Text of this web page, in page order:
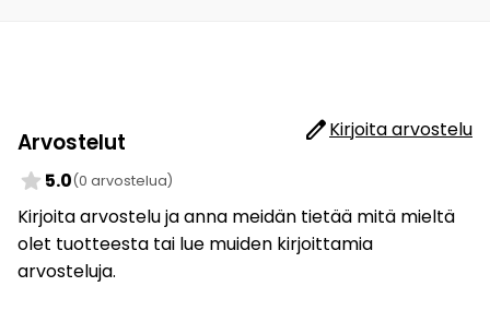
Arvostelut editKirjoita arvostelu
star 5.0(0 arvostelua)
Kirjoita arvostelu ja anna meidän tietää mitä mieltä
olet tuotteesta tai lue muiden kirjoittamia
arvosteluja.